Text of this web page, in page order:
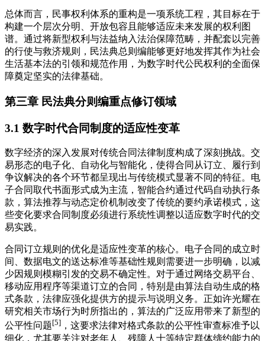
总体而言，民事权利体系的重构是一项系统工程，其目标在于
构建一个层次分明、开放包容且能够适应未来发展的权利图
谱。通过将新型权利与法益纳入法治保障范畴，并配套以完善
的行使与救济规则，民法典总则编能够更好地发挥其作为社会
生活基本法的引领和规范作用，为数字时代公民权利的全面保
障奠定坚实的法律基础。
第三章 民法典分则编重点修订领域
3.1 数字时代合同制度的适应性变革
数字经济的深入发展对传统合同法律制度构成了深刻挑战。交
易形态的电子化、自动化与智能化，使得合同从订立、履行到
争议解决的各个环节都呈现出与传统模式显著不同的特征。电
子合同取代书面形式成为主流，智能合约通过代码自动执行条
款，算法推荐与动态定价机制改变了传统的要约承诺模式，这
些变化要求合同制度必须进行系统性调整以适应数字时代的交
易实践。
合同订立规则的优化是适应性变革的核心。电子合同的成立时
间、数据电文的送达标准等基础性规则需要进一步明确，以减
少因规则模糊引发的交易不确定性。对于通过网络交易平台、
移动应用程序等渠道订立的合同，特别是由算法自动生成的格
式条款，法律应强化提供方的提示与说明义务。正如许光耀在
研究相关市场行为时所指出的，算法的广泛应用带来了新型的
公平性问题[5] ，这要求法律对格式条款的公平性审查标准予以
细化，尤其要关注对老年人、残障人士等特定群体缔约能力的